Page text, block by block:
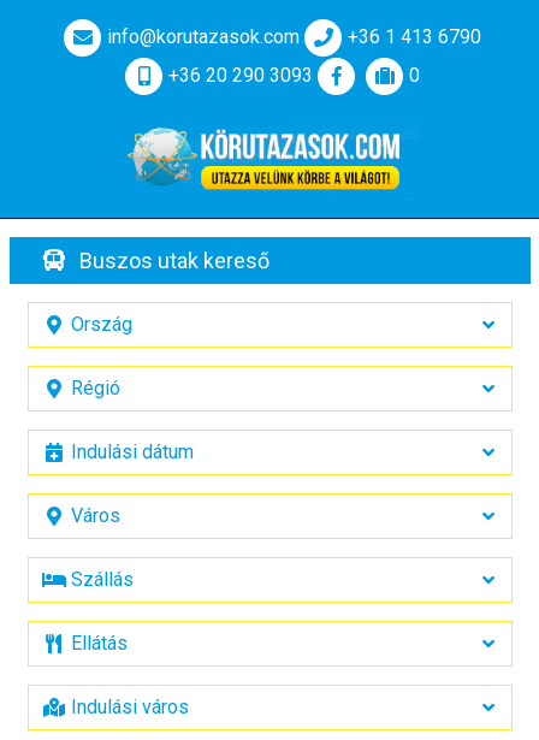
info@korutazasok.com
+36 1 413 6790
+36 20 290 3093
0
Buszos utak kereső